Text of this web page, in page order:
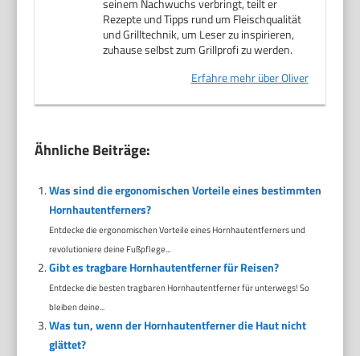
Rezepte und Tipps rund um Fleischqualität
und Grilltechnik, um Leser zu inspirieren,
zuhause selbst zum Grillprofi zu werden.
Erfahre mehr über Oliver
Ähnliche Beiträge:
Was sind die ergonomischen Vorteile eines bestimmten
Hornhautentferners?
Entdecke die ergonomischen Vorteile eines Hornhautentferners und
revolutioniere deine Fußpflege...
Gibt es tragbare Hornhautentferner für Reisen?
Entdecke die besten tragbaren Hornhautentferner für unterwegs! So
bleiben deine...
Was tun, wenn der Hornhautentferner die Haut nicht
glättet?